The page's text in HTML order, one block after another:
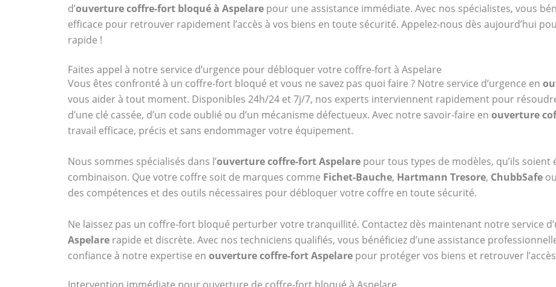
d’ouverture coffre-fort bloqué à Aspelare pour une assistance immédiate. Avec nos spécialistes, vous
efficace pour retrouver rapidement l’accès à vos biens en toute sécurité. Appelez-nous dès aujourd’hui
rapide !
Faites appel à notre service d’urgence pour débloquer votre coffre-fort à Aspelare
Vous êtes confronté à un coffre-fort bloqué et vous ne savez pas quoi faire ? Notre service d’urgence en
vous aider à tout moment. Disponibles 24h/24 et 7j/7, nos experts interviennent rapidement pour
d’une clé cassée, d’un code oublié ou d’un mécanisme défectueux. Avec notre savoir-faire en ouverture
travail efficace, précis et sans endommager votre équipement.
Nous sommes spécialisés dans l’ouverture coffre-fort Aspelare pour tous types de modèles, qu’ils
combinaison. Que votre coffre soit de marques comme Fichet-Bauche, Hartmann Tresore, ChubbSafe ou
des compétences et des outils nécessaires pour débloquer votre coffre en toute sécurité.
Ne laissez pas un coffre-fort bloqué perturber votre tranquillité. Contactez dès maintenant notre service
Aspelare rapide et discrète. Avec nos techniciens qualifiés, vous bénéficiez d’une assistance
confiance à notre expertise en ouverture coffre-fort Aspelare pour protéger vos biens et retrouver